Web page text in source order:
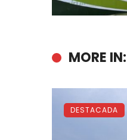
MORE IN:
DESTACADA